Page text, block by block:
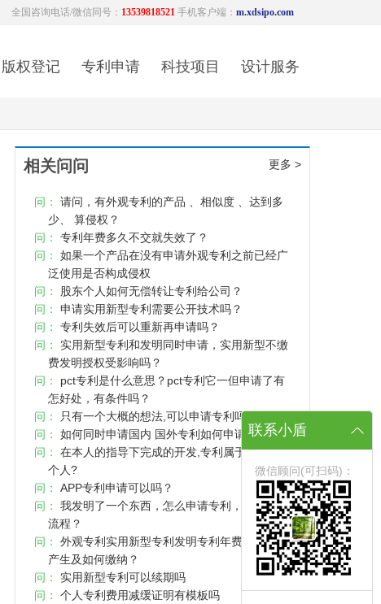
全国咨询电话/微信同号： 13539818521 手机客户端： m.xdsipo.com
设计服务
科技项目
专利申请
版权登记
联系小盾
微信顾问(可扫码)：
相关问问 更多 >
问：
请问，有外观专利的产品 、相似度 、达到多
少、 算侵权？
问：
专利年费多久不交就失效了？
问：
如果一个产品在没有申请外观专利之前已经广
泛使用是否构成侵权
问：
股东个人如何无偿转让专利给公司？
问：
申请实用新型专利需要公开技术吗？
问：
专利失效后可以重新再申请吗？
问：
实用新型专利和发明同时申请，实用新型不缴
费发明授权受影响吗？
问：
pct专利是什么意思？pct专利它一但申请了有
怎好处，有条件吗？
问：
只有一个大概的想法,可以申请专利吗?
问：
如何同时申请国内 国外专利如何申请
问：
在本人的指导下完成的开发,专利属于公司还是
个人?
问：
APP专利申请可以吗？
问：
我发明了一个东西，怎么申请专利，专利申请
流程？
问：
外观专利实用新型专利发明专利年费滞纳金的
产生及如何缴纳？
问：
实用新型专利可以续期吗
问：
个人专利费用减缓证明有模板吗